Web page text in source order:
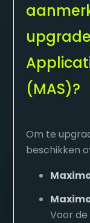
(MAS)?
Om te
beschikken
Voor